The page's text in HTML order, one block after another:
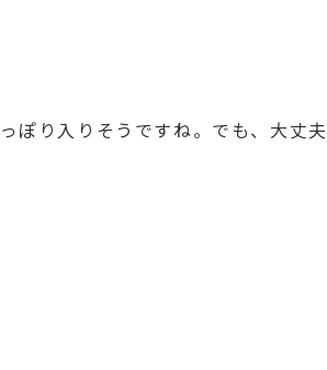
ぽり入りそうですね。でも、大丈